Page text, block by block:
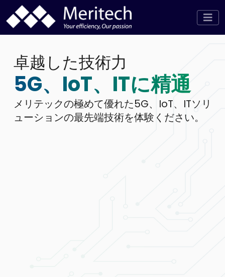
卓越した技術力
5G、IoT、ITに精通
メリテックの極めて優れた5G、IoT、ITソリ
ューションの最先端技術を体験ください。